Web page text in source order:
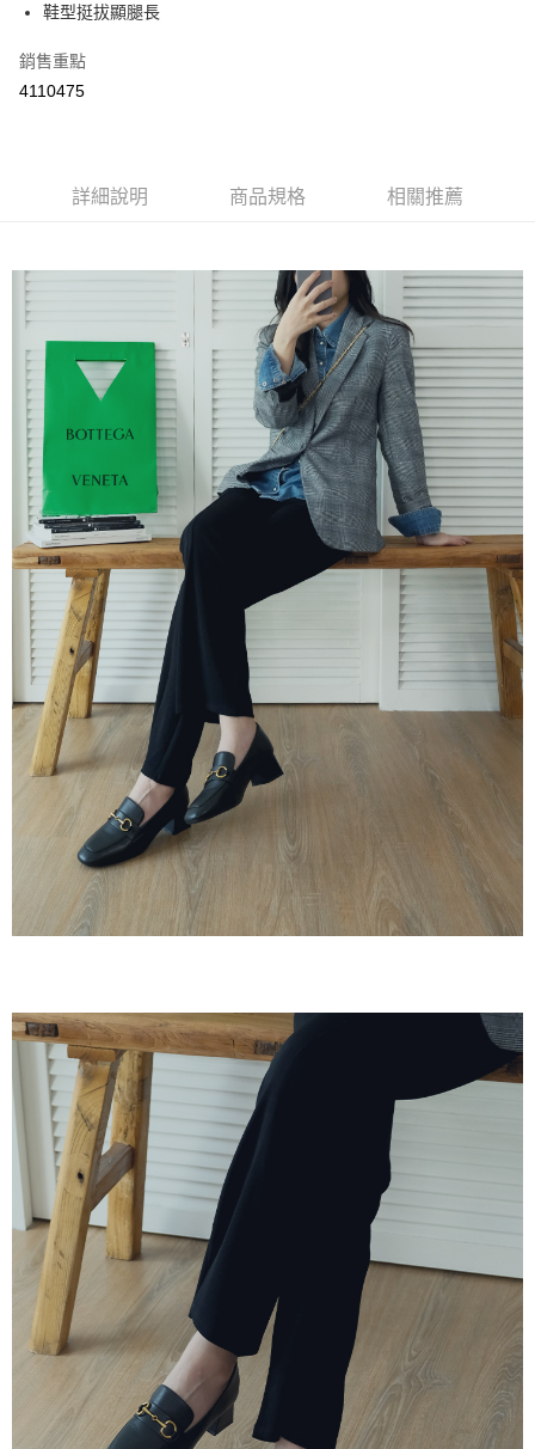
悠遊付
Google Pay
AFTEE先享後付
便利好安心！
【「AFTEE先享後付」結帳流程】
１．於結帳方式選擇「AFTEE先享後付」後，將跳轉至「AFTEE先享後付」
結帳頁面，進行簡訊認證並確認金額後，即可完成結帳。
２．訂單成立數日內，您將收到繳費通知簡訊。
３．收到繳費通知簡訊後14天內，點擊此簡訊中的連結，可透過四大超商／
ATM／網路銀行／等多元方式進行付款，方視為交易完成。
※ 請注意：結帳手續完成當下不需立刻繳費，但若您需要取消訂單，請聯絡
購買商品的店家。未經商家同意取消之訂單仍視為有效，需透過AFTEE先享
後付繳納相關費用。
※ 交易是否成功請以「AFTEE先享後付 」之結帳頁面顯示為準，若有關於
是否繳費成功／繳費後需取消欲退款等相關疑問，請聯繫「AFTEE先享後付
客戶支援中心」
https://netprotections.freshdesk.com/support/home
【注意事項】
１．透過由恩沛科技股份有限公司提供之「AFTEE先享後付」服務完成之交
易，需依本服務之必要範圍內提供個人資料，並將交易相關給付款項請求債
權轉讓予恩沛科技股份有限公司。
２．關於個人資料處理事宜，請瀏覽以下網址：
https://aftee.tw/terms/#terms3
３．未成年的使用者請事先徵得法定代理人或監護人之同意方可使用
「AFTEE先享後付」，若未經同意申辦者引起之損失，本公司不負相關責
任。
４．使用「AFTEE先享後付」時，將依據個別帳號之用戶狀況，依本公司即
時審查核予不同之上限額度；若仍有額度不足之情形，本公司將視審查結果
請求用戶進行身份認證。
５．嚴禁一人註冊多個帳號或使用他人資訊註冊。若發現惡意使用之情形，
恩沛科技股份有限公司將有權停止該用戶之使用額度並採取法律行動。
每筆NT$60，滿NT$800(含以上)免運費
付款後全家取貨
每筆NT$60，滿NT$800(含以上)免運費
7-11取貨付款
每筆NT$60，滿NT$800(含以上)免運費
付款後7-11取貨
每筆NT$60，滿NT$800(含以上)免運費
宅配
每筆NT$60，滿NT$800(含以上)免運費
外島宅配
每筆NT$255
國際配送 查看運費
鞋型挺拔顯腿長
銷售重點
4110475
詳細說明 商品規格 相關推薦